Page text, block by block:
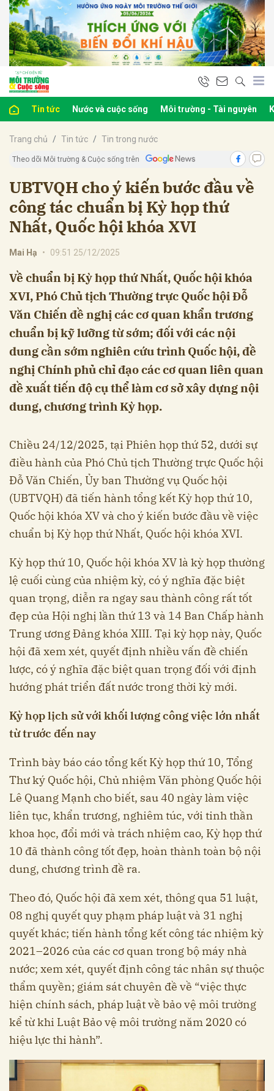
Tin tức Nước và cuộc sống Môi trường - Tài nguyên
Trang chủ Tin tức Tin trong nước
Theo dõi Môi trường & Cuộc sống trên
UBTVQH cho ý kiến bước đầu về
công tác chuẩn bị Kỳ họp thứ
Nhất, Quốc hội khóa XVI
Mai Hạ • 09:51 25/12/2025
Về chuẩn bị Kỳ họp thứ Nhất, Quốc hội khóa
XVI, Phó Chủ tịch Thường trực Quốc hội Đỗ
Văn Chiến đề nghị các cơ quan khẩn trương
chuẩn bị kỹ lưỡng từ sớm; đối với các nội
dung cần sớm nghiên cứu trình Quốc hội, đề
nghị Chính phủ chỉ đạo các cơ quan liên quan
đề xuất tiến độ cụ thể làm cơ sở xây dựng nội
dung, chương trình Kỳ họp.
Chiều 24/12/2025, tại Phiên họp thứ 52, dưới sự
điều hành của Phó Chủ tịch Thường trực Quốc hội
Đỗ Văn Chiến, Ủy ban Thường vụ Quốc hội
(UBTVQH) đã tiến hành tổng kết Kỳ họp thứ 10,
Quốc hội khóa XV và cho ý kiến bước đầu về việc
chuẩn bị Kỳ họp thứ Nhất, Quốc hội khóa XVI.
Kỳ họp thứ 10, Quốc hội khóa XV là kỳ họp thường
lệ cuối cùng của nhiệm kỳ, có ý nghĩa đặc biệt
quan trọng, diễn ra ngay sau thành công rất tốt
đẹp của Hội nghị lần thứ 13 và 14 Ban Chấp hành
Trung ương Đảng khóa XIII. Tại kỳ họp này, Quốc
hội đã xem xét, quyết định nhiều vấn đề chiến
lược, có ý nghĩa đặc biệt quan trọng đối với định
hướng phát triển đất nước trong thời kỳ mới.
Kỳ họp lịch sử với khối lượng công việc lớn nhất
từ trước đến nay
Trình bày báo cáo tổng kết Kỳ họp thứ 10, Tổng
Thư ký Quốc hội, Chủ nhiệm Văn phòng Quốc hội
Lê Quang Mạnh cho biết, sau 40 ngày làm việc
liên tục, khẩn trương, nghiêm túc, với tinh thần
khoa học, đổi mới và trách nhiệm cao, Kỳ họp thứ
10 đã thành công tốt đẹp, hoàn thành toàn bộ nội
dung, chương trình đề ra.
Theo đó, Quốc hội đã xem xét, thông qua 51 luật,
08 nghị quyết quy phạm pháp luật và 31 nghị
quyết khác; tiến hành tổng kết công tác nhiệm kỳ
2021–2026 của các cơ quan trong bộ máy nhà
nước; xem xét, quyết định công tác nhân sự thuộc
thẩm quyền; giám sát chuyên đề về “việc thực
hiện chính sách, pháp luật về bảo vệ môi trường
kể từ khi Luật Bảo vệ môi trường năm 2020 có
hiệu lực thi hành”.
luận
Hủy